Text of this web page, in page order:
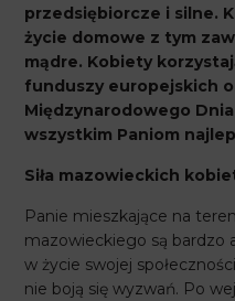
przedsiębiorcze i silne.
życie domowe z tym
mądre. Kobiety
funduszy europejskich
Międzynarodowego
wszystkim Paniom
Siła mazowieckich
Panie mieszkające na
mazowieckiego są bardzo
w życie swojej
nie boją się wyzwań. Po